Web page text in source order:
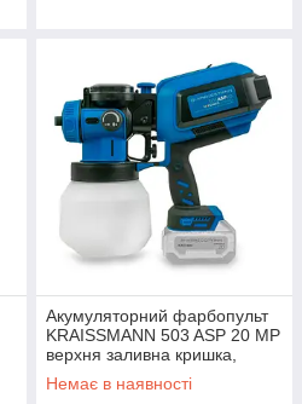
Акумуляторний фарбопульт
KRAISSMANN 503 ASP 20 MP
верхня заливна кришка,
професійне LED-
підсвічування (без
Немає в наявності